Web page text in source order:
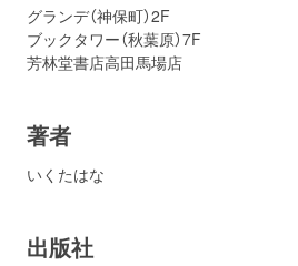
グランデ（神保町）2F
ブックタワー（秋葉原）7F
芳林堂書店高田馬場店
著者
いくたはな
出版社